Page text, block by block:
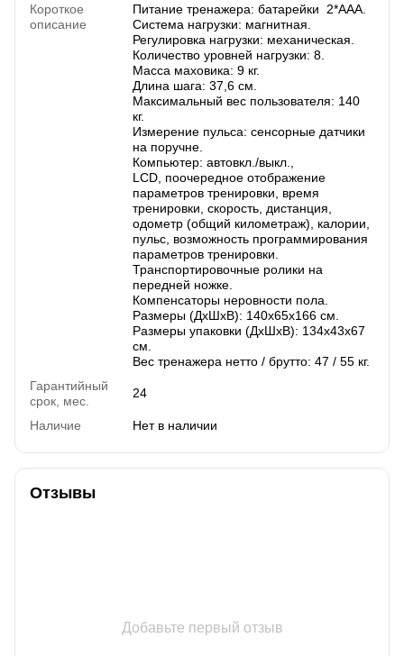
Короткое
описание
Питание тренажера: батарейки 2*ААА.
Система нагрузки: магнитная.
Регулировка нагрузки: механическая.
Количество уровней нагрузки: 8.
Масса маховика: 9 кг.
Длина шага: 37,6 см.
Максимальный вес пользователя: 140
кг.
Измерение пульса: сенсорные датчики
на поручне.
Компьютер: автовкл./выкл.,
LCD, поочередное отображение
параметров тренировки, время
тренировки, скорость, дистанция,
одометр (общий километраж), калории,
пульс, возможность программирования
параметров тренировки.
Транспортировочные ролики на
передней ножке.
Компенсаторы неровности пола.
Размеры (ДхШхВ): 140х65х166 см.
Размеры упаковки (ДхШхВ): 134х43х67
см.
Вес тренажера нетто / брутто: 47 / 55 кг.
Гарантийный
срок, мес.
24
Наличие Нет в наличии
Отзывы
Добавьте первый отзыв